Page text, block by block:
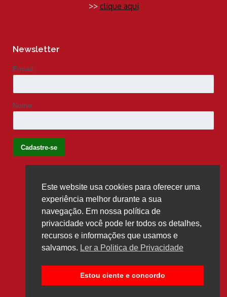
>> clique aqui
Newsletter
E-mail
Nome
Siga-nos
Este website usa cookies para oferecer uma
experiência melhor durante a sua
navegação. Em nossa política de
privacidade você pode ler todos os detalhes,
recursos e informações que usamos e
salvamos. Ler a Politica de Privacidade
Estou ciente e concordo